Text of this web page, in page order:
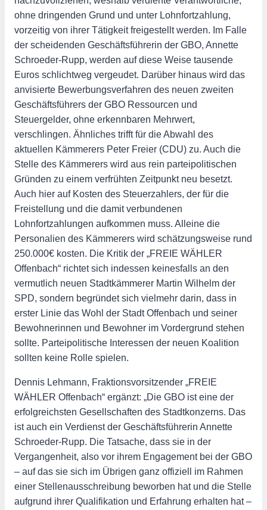
ohne dringenden Grund und unter Lohnfortzahlung,
vorzeitig von ihrer Tätigkeit freigestellt werden. Im Falle
der scheidenden Geschäftsführerin der GBO, Annette
Schroeder-Rupp, werden auf diese Weise tausende
Euros schlichtweg vergeudet. Darüber hinaus wird das
anvisierte Bewerbungsverfahren des neuen zweiten
Geschäftsführers der GBO Ressourcen und
Steuergelder, ohne erkennbaren Mehrwert,
verschlingen. Ähnliches trifft für die Abwahl des
aktuellen Kämmerers Peter Freier (CDU) zu. Auch die
Stelle des Kämmerers wird aus rein parteipolitischen
Gründen zu einem verfrühten Zeitpunkt neu besetzt.
Auch hier auf Kosten des Steuerzahlers, der für die
Freistellung und die damit verbundenen
Lohnfortzahlungen aufkommen muss. Alleine die
Personalien des Kämmerers wird schätzungsweise rund
250.000€ kosten. Die Kritik der „FREIE WÄHLER
Offenbach“ richtet sich indessen keinesfalls an den
vermutlich neuen Stadtkämmerer Martin Wilhelm der
SPD, sondern begründet sich vielmehr darin, dass in
erster Linie das Wohl der Stadt Offenbach und seiner
Bewohnerinnen und Bewohner im Vordergrund stehen
sollte. Parteipolitische Interessen der neuen Koalition
sollten keine Rolle spielen.
Dennis Lehmann, Fraktionsvorsitzender „FREIE
WÄHLER Offenbach“ ergänzt: „Die GBO ist eine der
erfolgreichsten Gesellschaften des Stadtkonzerns. Das
ist auch ein Verdienst der Geschäftsführerin Annette
Schroeder-Rupp. Die Tatsache, dass sie in der
Vergangenheit, also vor ihrem Engagement bei der GBO
– auf das sie sich im Übrigen ganz offiziell im Rahmen
einer Stellenausschreibung beworben hat und die Stelle
aufgrund ihrer Qualifikation und Erfahrung erhalten hat –